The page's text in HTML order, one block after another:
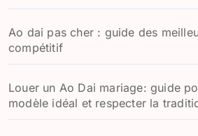
Ao dai pas cher : guide des
compétitif
Louer un Ao Dai mariage: guide
modèle idéal et respecter la